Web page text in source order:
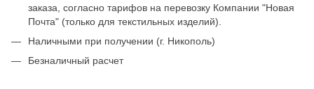
заказа, согласно тарифов на перевозку Компании "Новая
Почта" (только для текстильных изделий).
Наличными при получении (г. Никополь)
Безналичный расчет